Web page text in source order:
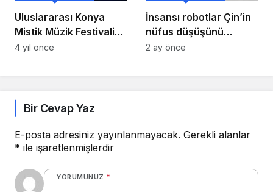
Uluslararası Konya
Mistik Müzik Festivali
Katalan müzisyen Jordi
4 yıl önce
İnsansı robotlar Çin’in
nüfus düşüşünü
kısmen telafi edebilir
2 ay önce
Bir Cevap Yaz
E-posta adresiniz yayınlanmayacak. Gerekli alanlar
* ile işaretlenmişlerdir
YORUMUNUZ *